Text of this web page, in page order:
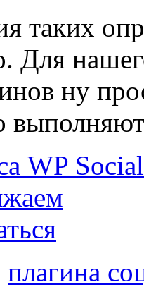
таких
Для
ну
плагина